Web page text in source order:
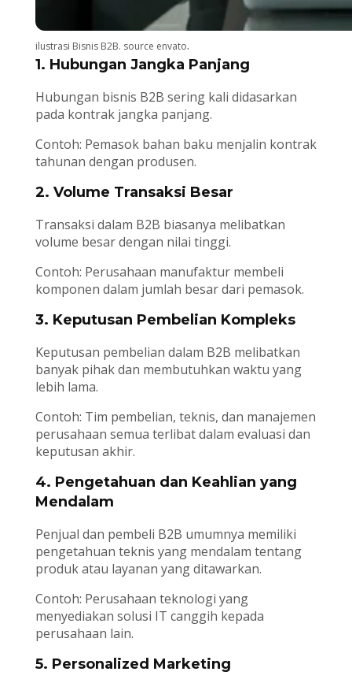
ilustrasi Bisnis B2B. source envato.
1. Hubungan Jangka Panjang
Hubungan bisnis B2B sering kali didasarkan
pada kontrak jangka panjang.
Contoh: Pemasok bahan baku menjalin kontrak
tahunan dengan produsen.
2. Volume Transaksi Besar
Transaksi dalam B2B biasanya melibatkan
volume besar dengan nilai tinggi.
Contoh: Perusahaan manufaktur membeli
komponen dalam jumlah besar dari pemasok.
3. Keputusan Pembelian Kompleks
Keputusan pembelian dalam B2B melibatkan
banyak pihak dan membutuhkan waktu yang
lebih lama.
Contoh: Tim pembelian, teknis, dan manajemen
perusahaan semua terlibat dalam evaluasi dan
keputusan akhir.
4. Pengetahuan dan Keahlian yang
Mendalam
Penjual dan pembeli B2B umumnya memiliki
pengetahuan teknis yang mendalam tentang
produk atau layanan yang ditawarkan.
Contoh: Perusahaan teknologi yang
menyediakan solusi IT canggih kepada
perusahaan lain.
5. Personalized Marketing